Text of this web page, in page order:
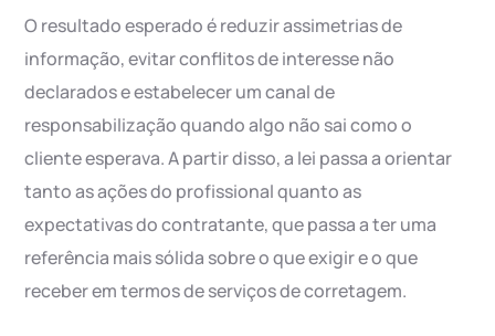
O resultado esperado é reduzir assimetrias de
informação, evitar conflitos de interesse não
declarados e estabelecer um canal de
responsabilização quando algo não sai como o
cliente esperava. A partir disso, a lei passa a orientar
tanto as ações do profissional quanto as
expectativas do contratante, que passa a ter uma
referência mais sólida sobre o que exigir e o que
receber em termos de serviços de corretagem.